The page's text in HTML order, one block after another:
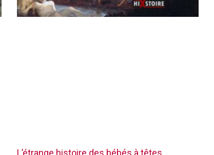
L’étrange histoire des bébés à têtes